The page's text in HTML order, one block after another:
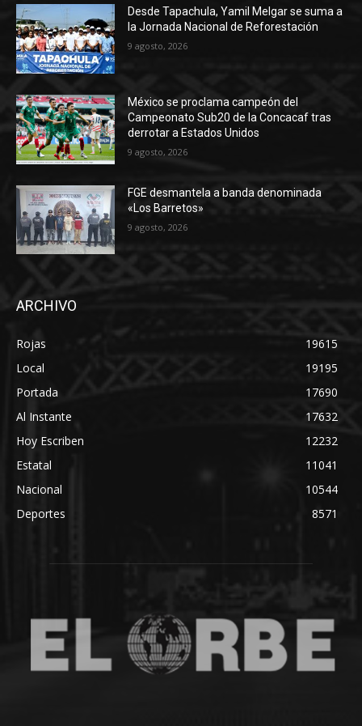
Desde Tapachula, Yamil Melgar se suma a
la Jornada Nacional de Reforestación
9 agosto, 2026
México se proclama campeón del
Campeonato Sub20 de la Concacaf tras
derrotar a Estados Unidos
9 agosto, 2026
FGE desmantela a banda denominada
«Los Barretos»
9 agosto, 2026
ARCHIVO
Rojas
19615
Local
19195
Portada
17690
Al Instante
17632
Hoy Escriben
12232
Estatal
11041
Nacional
10544
Deportes
8571